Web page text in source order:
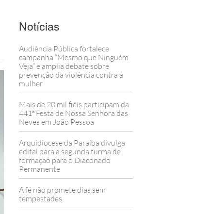
Notícias
Audiência Pública fortalece
campanha “Mesmo que Ninguém
Veja” e amplia debate sobre
prevenção da violência contra a
mulher
Mais de 20 mil fiéis participam da
441ª Festa de Nossa Senhora das
Neves em João Pessoa
Arquidiocese da Paraíba divulga
edital para a segunda turma de
formação para o Diaconado
Permanente
A fé não promete dias sem
tempestades